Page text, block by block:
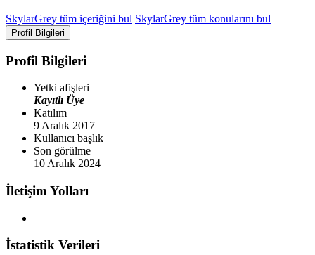
SkylarGrey tüm içeriğini bul SkylarGrey tüm konularını bul
Profil Bilgileri
Profil Bilgileri
Yetki afişleri
Kayıtlı Üye
Katılım
9 Aralık 2017
Kullanıcı başlık
Son görülme
10 Aralık 2024
İletişim Yolları
İstatistik Verileri